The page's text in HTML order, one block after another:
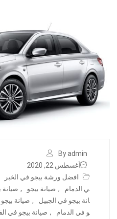
By admin
أغسطس 22, 2020
افضل ورشة بيجو في الخبر
ي الدمام
, صيانة بيجو , صيانة
انة بيجو في الجبيل
, صيانة
و في الدمام
, صيانة بيجو في